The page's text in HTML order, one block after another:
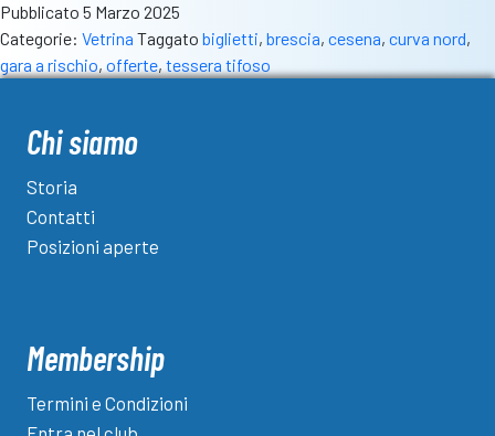
biglietti
a
1
Brescia-
il
vuota
Pubblicato 5 Marzo 2025
Categorie: Vetrina Taggato biglietti, brescia, cesena, curva nord,
gara a rischio, offerte, tessera tifoso
Chi siamo
Storia
Contatti
Posizioni aperte
Membership
Termini e Condizioni